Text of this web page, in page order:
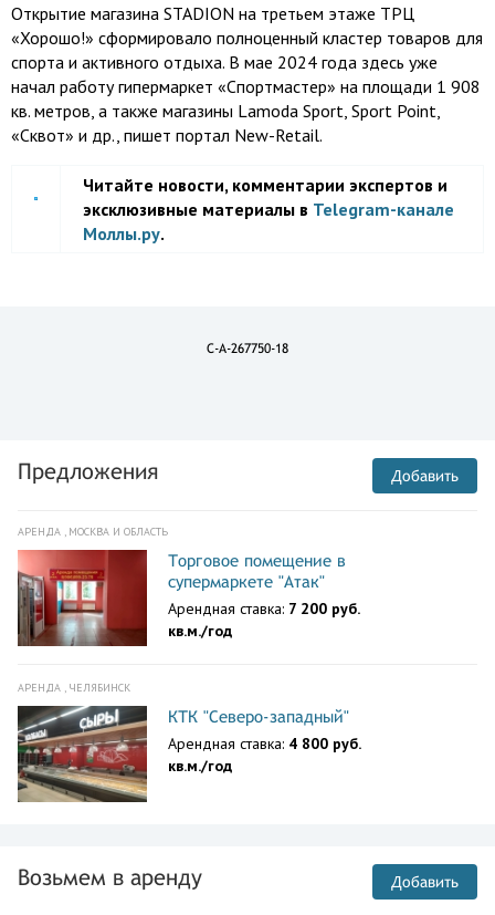
Открытие магазина STADION на третьем этаже ТРЦ
«Хорошо!» сформировало полноценный кластер товаров для
спорта и активного отдыха. В мае 2024 года здесь уже
начал работу гипермаркет «Спортмастер» на площади 1 908
кв. метров, а также магазины Lamoda Sport, Sport Point,
«Сквот» и др., пишет портал New-Retail.
Читайте новости, комментарии экспертов и
эксклюзивные материалы в Telegram-канале
Моллы.ру.
C-A-267750-18
Предложения Добавить
АРЕНДА , МОСКВА И ОБЛАСТЬ
Торговое помещение в
супермаркете "Атак"
Арендная ставка: 7 200 руб.
кв.м./год
АРЕНДА , ЧЕЛЯБИНСК
КТК "Северо-западный"
Арендная ставка: 4 800 руб.
кв.м./год
Возьмем в аренду Добавить